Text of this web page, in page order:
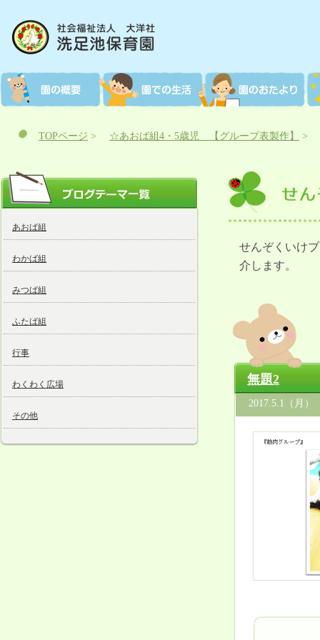
TOPページ > ☆あおば組4・5歳児 【グループ表製作】 >
せんぞくいけ
介します。
無題2
2017.5.1（月）
あおば組
わかば組
みつば組
ふたば組
行事
わくわく広場
その他